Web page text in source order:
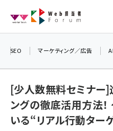
ン
seo (3523)
SEO マーケティング／広告 AI
[少人数無料セミナー]
ングの徹底活用方法
いる“リアル行動ター